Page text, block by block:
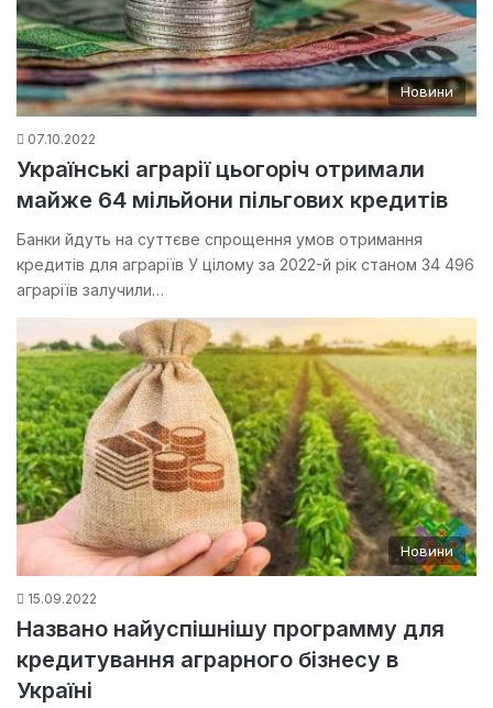
Новини
07.10.2022
Українські аграрії цьогоріч отримали
майже 64 мільйони пільгових кредитів
Банки йдуть на суттєве спрощення умов отримання
кредитів для аграріїв У цілому за 2022-й рік станом 34 496
аграріїв залучили…
Новини
15.09.2022
Названо найуспішнішу программу для
кредитування аграрного бізнесу в
Україні